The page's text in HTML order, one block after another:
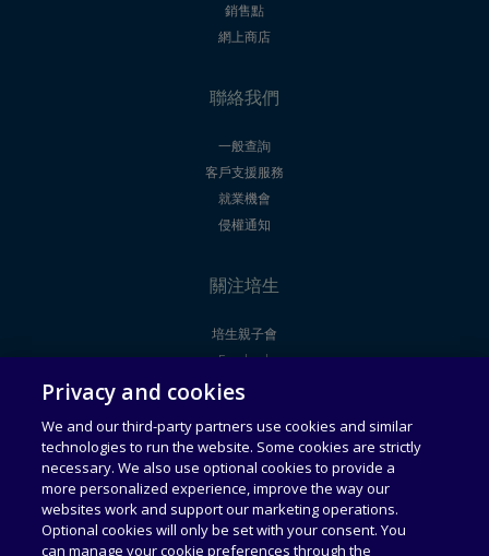
銷售點
網上商店
聯絡我們
一般查詢
客戶支援服務
就業機會
侵權通知
關注培生
培生親子會
Facebook
Youtube
法律聲明 使用者授權合約
通用服務條款 可接受使用政策
Privacy and cookies
We and our third-party partners use cookies and similar
technologies to run the website. Some cookies are strictly
necessary. We also use optional cookies to provide a
more personalized experience, improve the way our
websites work and support our marketing operations.
Optional cookies will only be set with your consent. You
can manage your cookie preferences through the